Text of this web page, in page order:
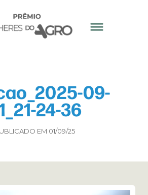
09-
24-36
EM 01/09/25